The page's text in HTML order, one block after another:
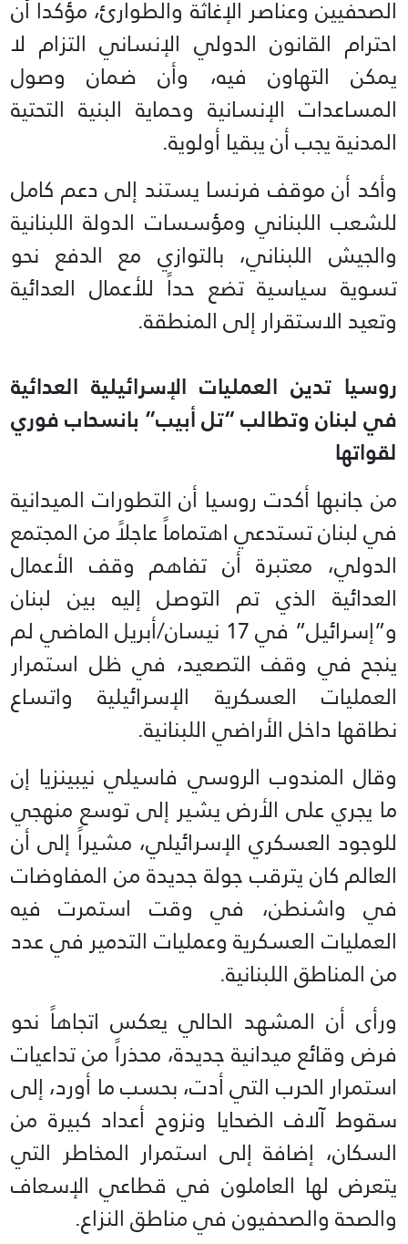
الصحفيين وعناصر الإغاثة والطوارئ، مؤكداً أن
احترام القانون الدولي الإنساني التزام لا
يمكن التهاون فيه، وأن ضمان وصول
المساعدات الإنسانية وحماية البنية التحتية
المدنية يجب أن يبقيا أولوية.
وأكد أن موقف فرنسا يستند إلى دعم كامل
للشعب اللبناني ومؤسسات الدولة اللبنانية
والجيش اللبناني، بالتوازي مع الدفع نحو
تسوية سياسية تضع حداً للأعمال العدائية
وتعيد الاستقرار إلى المنطقة.
روسيا تدين العمليات الإسرائيلية العدائية
في لبنان وتطالب “تل أبيب” بانسحاب فوري
لقواتها
من جانبها أكدت روسيا أن التطورات الميدانية
في لبنان تستدعي اهتماماً عاجلاً من المجتمع
الدولي، معتبرة أن تفاهم وقف الأعمال
العدائية الذي تم التوصل إليه بين لبنان
و”إسرائيل” في 17 نيسان/أبريل الماضي لم
ينجح في وقف التصعيد، في ظل استمرار
العمليات العسكرية الإسرائيلية واتساع
نطاقها داخل الأراضي اللبنانية.
وقال المندوب الروسي فاسيلي نيبينزيا إن
ما يجري على الأرض يشير إلى توسع منهجي
للوجود العسكري الإسرائيلي، مشيراً إلى أن
العالم كان يترقب جولة جديدة من المفاوضات
في واشنطن، في وقت استمرت فيه
العمليات العسكرية وعمليات التدمير في عدد
من المناطق اللبنانية.
ورأى أن المشهد الحالي يعكس اتجاهاً نحو
فرض وقائع ميدانية جديدة، محذراً من تداعيات
استمرار الحرب التي أدت، بحسب ما أورد، إلى
سقوط آلاف الضحايا ونزوح أعداد كبيرة من
السكان، إضافة إلى استمرار المخاطر التي
يتعرض لها العاملون في قطاعي الإسعاف
والصحة والصحفيون في مناطق النزاع.